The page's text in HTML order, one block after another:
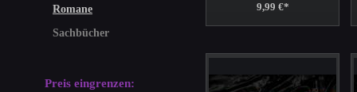
9,99 €*
Romane
Sachbücher
Preis eingrenzen: